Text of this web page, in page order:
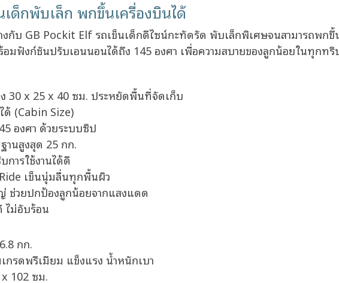
ด็กพับเล็ก พกขึ้นเครื่องบินได้
งกับ GB Pockit Elf รถเข็นเด็กดีไซน์กะทัดรัด พับเล็กพิเศษจนสามารถพกขึ้
มฟังก์ชันปรับเอนนอนได้ถึง 145 องศา เพื่อความสบายของลูกน้อยในทุกทริ
30 x 25 x 40 ซม. ประหยัดพื้นที่จัดเก็บ
ด้ (Cabin Size)
องศา ด้วยระบบซิป
านสูงสุด 25 กก.
การใช้งานได้ดี
เข็นนุ่มลื่นทุกพื้นผิว
ช่วยปกป้องลูกน้อยจากแสงแดด
ไม่อับร้อน
กก.
กรดพรีเมียม แข็งแรง น้ำหนักเบา
102 ซม.